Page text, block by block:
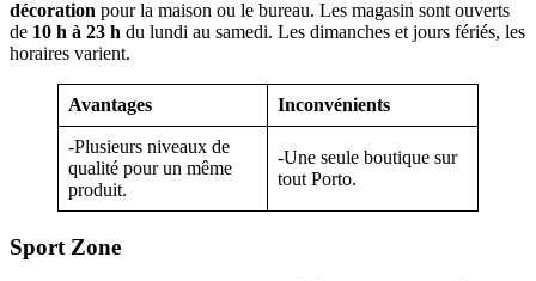
décoration pour la maison ou le bureau. Les magasin sont ouverts
de 10 h à 23 h du lundi au samedi. Les dimanches et jours fériés, les
horaires varient.
Avantages Inconvénients
-Plusieurs niveaux de
qualité pour un même
produit.
-Une seule boutique sur
tout Porto.
Sport Zone